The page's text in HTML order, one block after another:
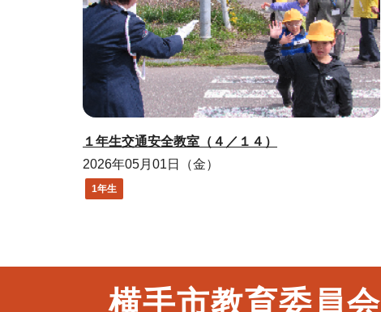
１年生交通安全教室（４／１４）
2026年05月01日（金）
1年生
横手市教育委員会